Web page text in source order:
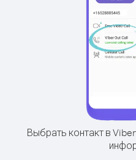
Выбрать контакт в